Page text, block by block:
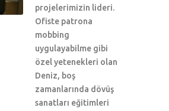
projelerimizin lideri.
Ofiste patrona
mobbing
uygulayabilme gibi
özel yetenekleri olan
Deniz, boş
zamanlarında dövüş
sanatları eğitimleri